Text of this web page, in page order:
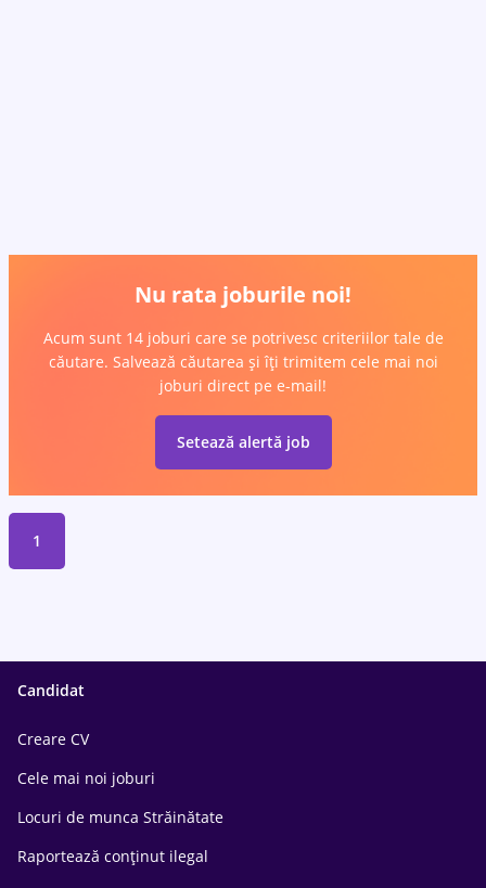
Nu rata joburile noi!
Acum sunt 14 joburi care se potrivesc criteriilor tale de
căutare. Salvează căutarea și îți trimitem cele mai noi
joburi direct pe e-mail!
Setează alertă job
1
Candidat
Creare CV
Cele mai noi joburi
Locuri de munca Străinătate
Raportează conținut ilegal